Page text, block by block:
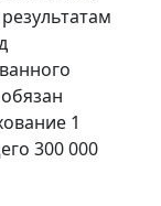
1
300 000